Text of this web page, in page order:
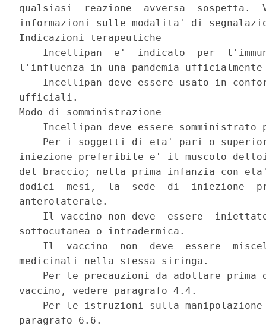
qualsiasi  reazione  avversa  sospetta.
informazioni sulle modalita' di
Indicazioni terapeutiche
Incellipan  e'  indicato  per
l'influenza in una pandemia
Incellipan deve essere usato in
ufficiali.
Modo di somministrazione
Incellipan deve essere somministrato
Per i soggetti di eta' pari o
iniezione preferibile e' il muscolo
del braccio; nella prima infanzia con
dodici  mesi,  la  sede  di  iniezione
anterolaterale.
Il vaccino non deve  essere
sottocutanea o intradermica.
Il  vaccino  non  deve  essere
medicinali nella stessa siringa.
Per le precauzioni da adottare prima
vaccino, vedere paragrafo 4.4.
Per le istruzioni sulla
paragrafo 6.6.